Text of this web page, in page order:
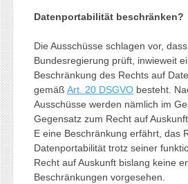
Datenportabilität beschränken?
Die Ausschüsse schlagen vor,
Bundesregierung prüft, inwieweit
Beschränkung des Rechts auf
gemäß Art. 20 DSGVObesteht.
Ausschüsse werden nämlich im
Gegensatz zum Recht auf
E eine Beschränkung erfährt, das
Datenportabilität trotz seiner
Recht auf Auskunft bislang keine
Beschränkungen vorgesehen.